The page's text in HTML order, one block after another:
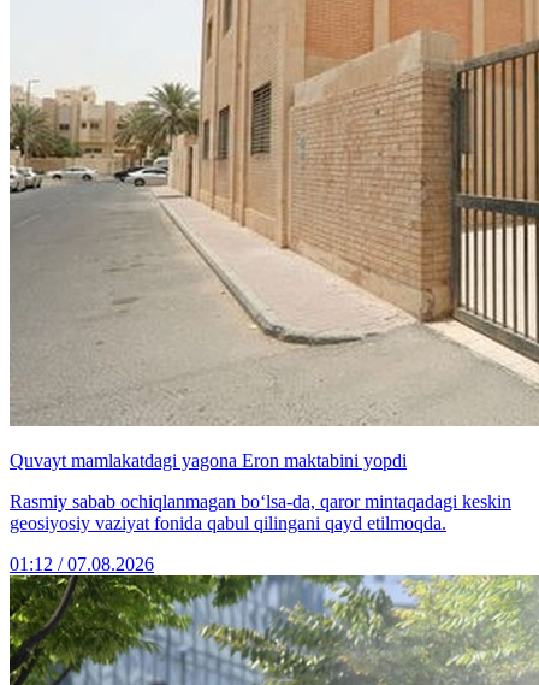
Quvayt mamlakatdagi yagona Eron maktabini yopdi
Rasmiy sabab ochiqlanmagan bo‘lsa-da, qaror mintaqadagi keskin
geosiyosiy vaziyat fonida qabul qilingani qayd etilmoqda.
01:12 / 07.08.2026